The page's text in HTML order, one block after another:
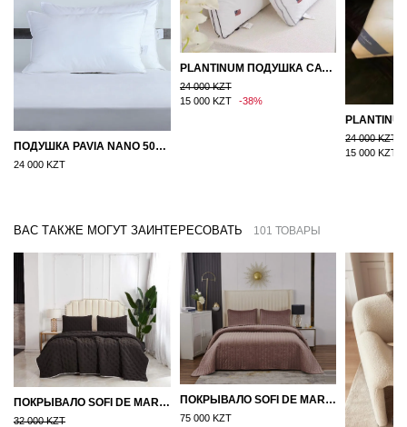
ПОДУШКА PAVIA NANO 50X70
24 000 KZT
PLANTINUM ПОДУШКА САТИН, ШЕЛК 50Х70
24 000 KZT
15 000 KZT
-38%
24 000 KZT
15 000 KZT
ВАС ТАКЖЕ МОГУТ ЗАИНТЕРЕСОВАТЬ 101 ТОВАРЫ
ПОКРЫВАЛО SOFI DE MARKO 160×220 БРОУДИ ЧЕРНО-БЕЖЕВОЕ
32 000 KZT
ПОКРЫВАЛО SOFI DE MARKO ВЕЛЮР 240×260 ФЕРДИНАНД (МОККО)
75 000 KZT